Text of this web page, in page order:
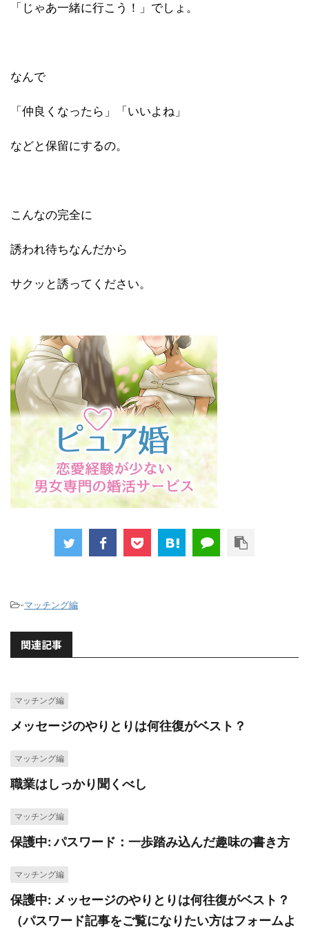
「じゃあ一緒に行こう！」でしょ。
なんで
「仲良くなったら」「いいよね」
などと保留にするの。
こんなの完全に
誘われ待ちなんだから
サクッと誘ってください。
-マッチング編
関連記事
マッチング編
メッセージのやりとりは何往復がベスト？
マッチング編
職業はしっかり聞くべし
マッチング編
保護中: パスワード：一歩踏み込んだ趣味の書き方
マッチング編
保護中: メッセージのやりとりは何往復がベスト？
（パスワード記事をご覧になりたい方はフォームよ